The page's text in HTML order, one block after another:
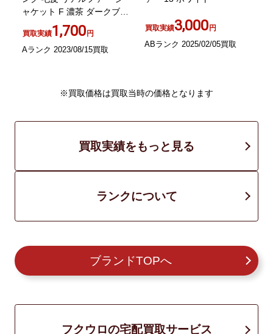
ャケット F 濃茶 ダークブラ
ウン GY09
買取実績1,700円
Aランク 2023/08/15買取
買取実績3,000円
ABランク 2025/02/05買取
※買取価格は買取当時の価格となります
買取実績をもっと見る
ランクについて
ブランドTOPへ
フクウロの宅配買取サービス